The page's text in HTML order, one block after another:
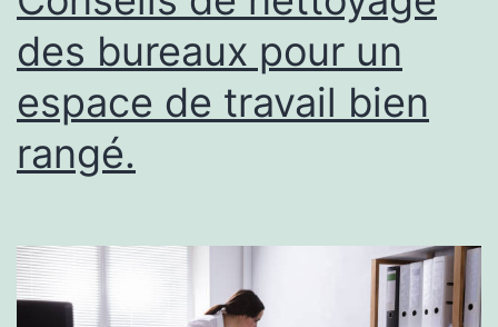
des bureaux pour un
espace de travail bien
rangé.